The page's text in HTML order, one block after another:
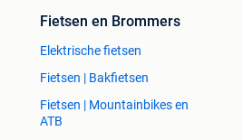
Fietsen en Brommers
Elektrische fietsen
Fietsen | Bakfietsen
Fietsen | Mountainbikes en
ATB